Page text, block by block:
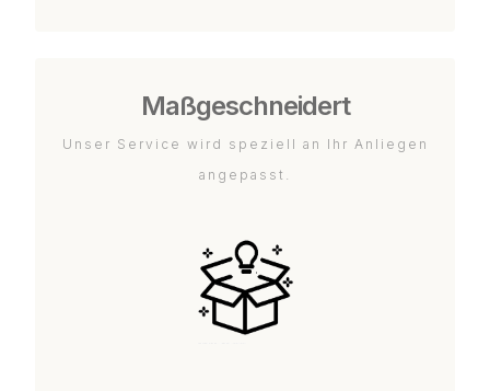
Maßgeschneidert
Unser Service wird speziell an Ihr Anliegen
angepasst.